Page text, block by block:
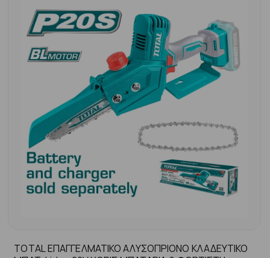
TOTAL ΕΠΑΓΓΕΛΜΑΤΙΚΟ ΑΛΥΣΟΠΡΙΟΝΟ ΚΛΑΔΕΥΤΙΚΟ